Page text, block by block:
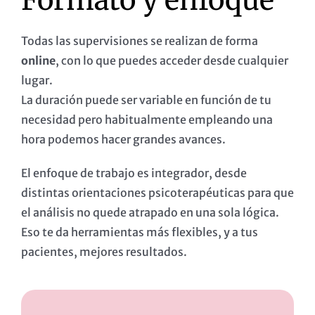
Todas las supervisiones se realizan de forma
online, con lo que puedes acceder desde cualquier
lugar.
La duración puede ser variable en función de tu
necesidad pero habitualmente empleando una
hora podemos hacer grandes avances.
El enfoque de trabajo es integrador, desde
distintas orientaciones psicoterapéuticas para que
el análisis no quede atrapado en una sola lógica.
Eso te da herramientas más flexibles, y a tus
pacientes, mejores resultados.